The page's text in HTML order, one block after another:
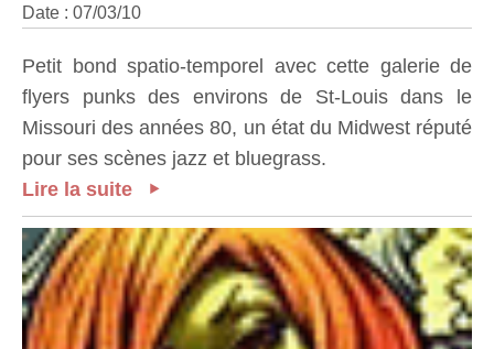
Date : 07/03/10
Petit bond spatio-temporel avec cette galerie de
flyers punks des environs de St-Louis dans le
Missouri des années 80, un état du Midwest réputé
pour ses scènes jazz et bluegrass.
Lire la suite